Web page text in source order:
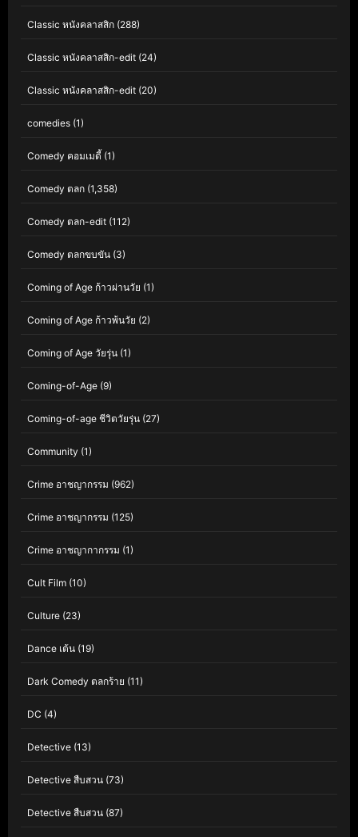
Classic หนังคลาสสิก (288)
Classic หนังคลาสสิก-edit (24)
Classic หนังคลาสสิก-edit (20)
comedies (1)
Comedy คอมเมดี้ (1)
Comedy ตลก (1,358)
Comedy ตลก-edit (112)
Comedy ตลกขบขัน (3)
Coming of Age ก้าวผ่านวัย (1)
Coming of Age ก้าวพ้นวัย (2)
Coming of Age วัยรุ่น (1)
Coming-of-Age (9)
Coming-of-age ชีวิตวัยรุ่น (27)
Community (1)
Crime อาชญากรรม (962)
Crime อาชญากรรม (125)
Crime อาชญากากรรม (1)
Cult Film (10)
Culture (23)
Dance เต้น (19)
Dark Comedy ตลกร้าย (11)
DC (4)
Detective (13)
Detective สืบสวน (73)
Detective สืบสวน (87)